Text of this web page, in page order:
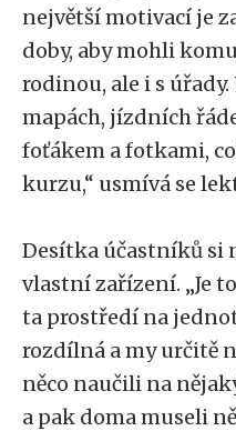
největší motivací je
doby, aby mohli
rodinou, ale i s
mapách, jízdních
foťákem a fotkami,
kurzu,“ usmívá se
Desítka účastníků si
vlastní zařízení. „Je
ta prostředí na
rozdílná a my určitě
něco naučili na
a pak doma museli